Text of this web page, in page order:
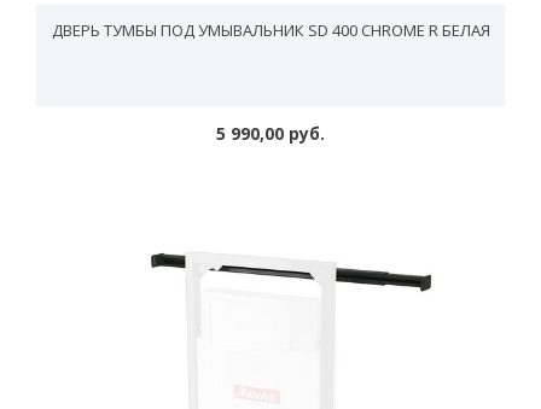
ДВЕРЬ ТУМБЫ ПОД УМЫВАЛЬНИК SD 400 CHROME R БЕЛАЯ
5 990,00 руб.